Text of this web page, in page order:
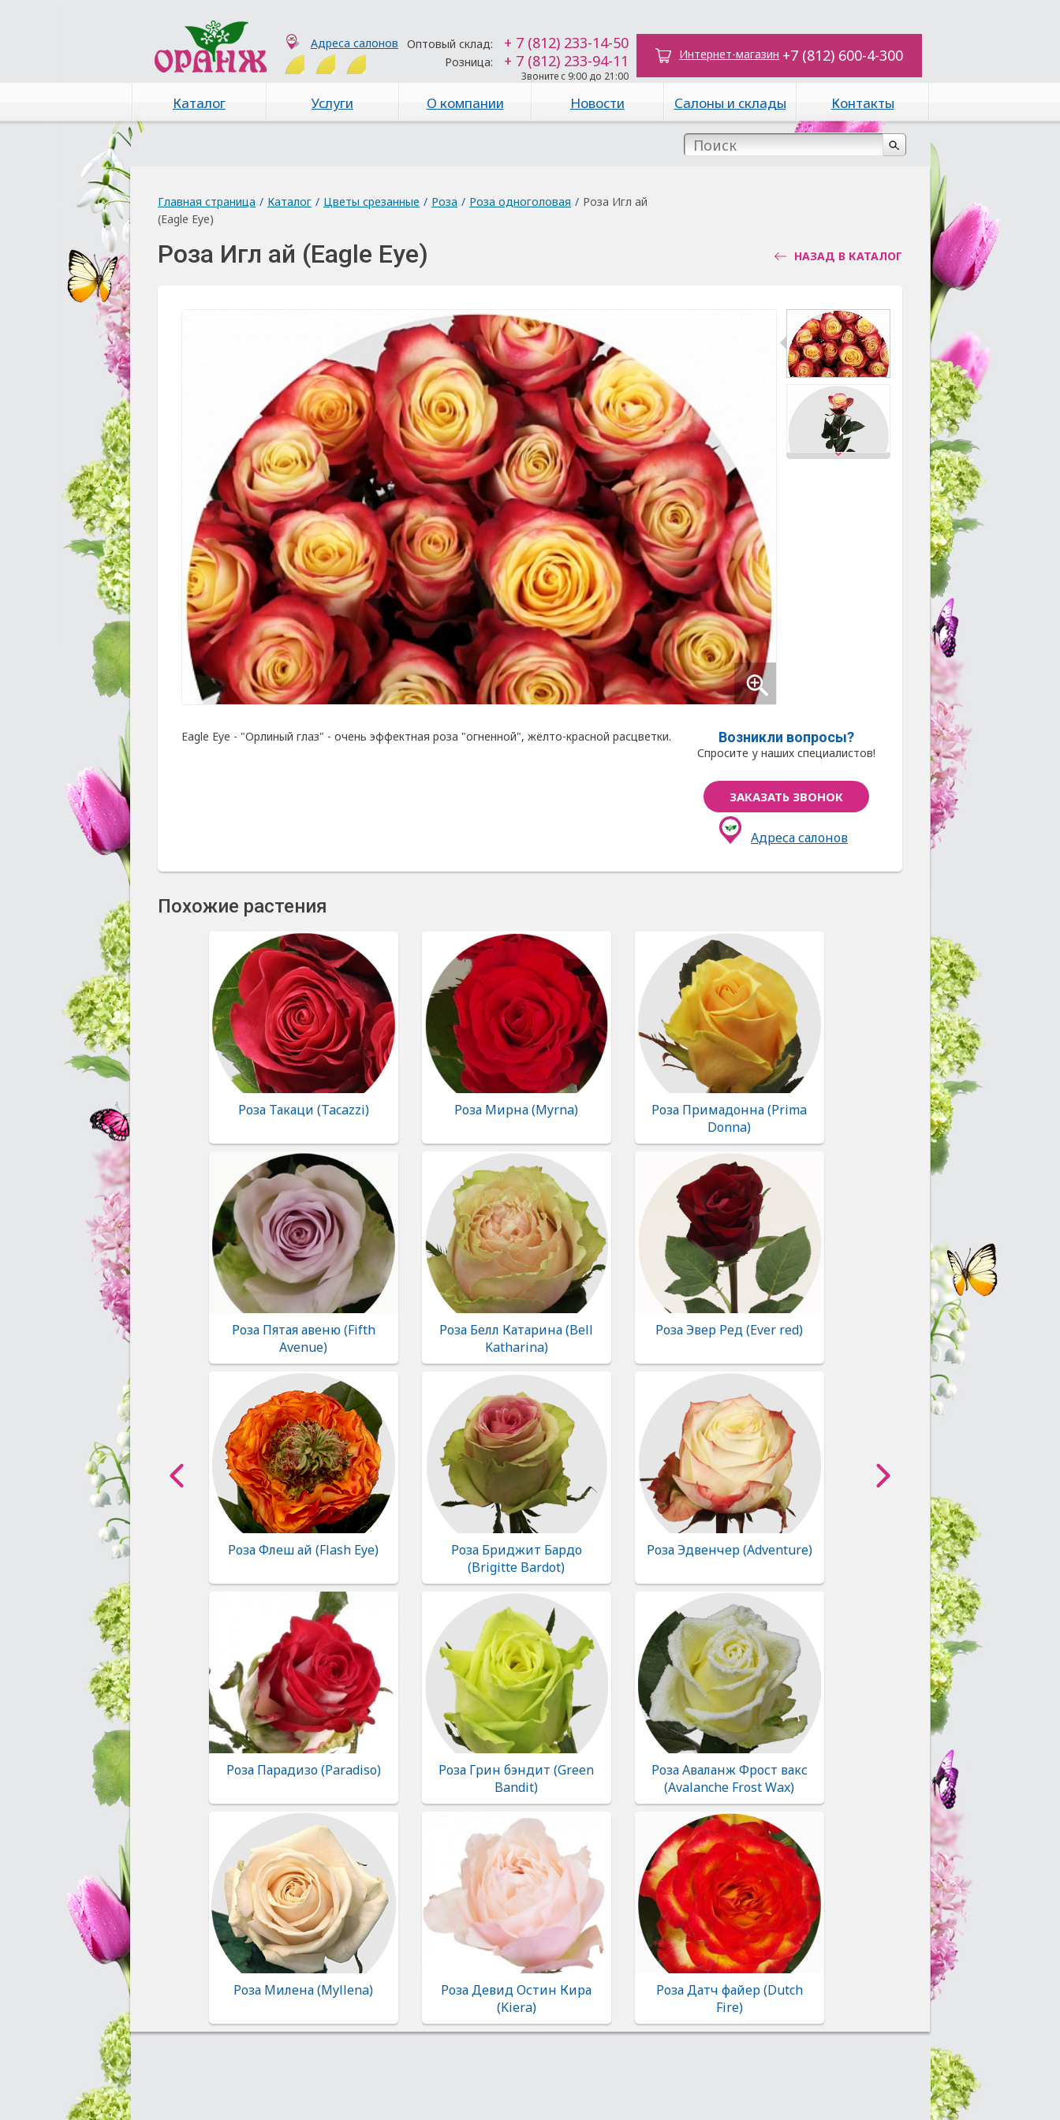
Адреса салонов Оптовый склад: + 7 (812) 233-14-50
Розница: + 7 (812) 233-94-11
Звоните с 9:00 до 21:00
Интернет-магазин +7 (812) 600-4-300
Каталог Услуги О компании Новости Салоны и склады Контакты
Главная страница / Каталог / Цветы срезанные / Роза / Роза одноголовая / Роза Игл ай
(Eagle Eye)
Роза Игл ай (Eagle Eye) НАЗАД В КАТАЛОГ
Eagle Eye - "Орлиный глаз" - очень эффектная роза "огненной", жёлто-красной расцветки. Возникли вопросы?
Спросите у наших специалистов!
ЗАКАЗАТЬ ЗВОНОК
Адреса салонов
Похожие растения
Роза Такаци (Tacazzi) Роза Мирна (Myrna)
Роза Примадонна (Prima
Donna)
Роза Пятая авеню (Fifth
Avenue)
Роза Белл Катарина (Bell
Katharina)
Роза Эвер Ред (Ever red)
Роза Флеш ай (Flash Eye)
Роза Бриджит Бардо
(Brigitte Bardot)
Роза Эдвенчер (Adventure)
Роза Парадизо (Paradiso)
Роза Грин бэндит (Green
Bandit)
Роза Аваланж Фрост вакс
(Avalanche Frost Wax)
Роза Милена (Myllena)
Роза Девид Остин Кира
(Kiera)
Роза Датч файер (Dutch
Fire)